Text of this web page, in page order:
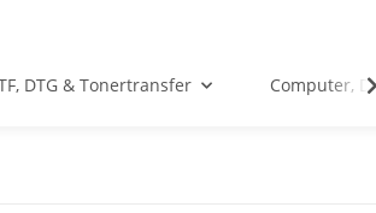
DTG & Tonertransfer Computer,